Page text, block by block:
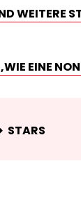
WEITERE
EINE
STARS